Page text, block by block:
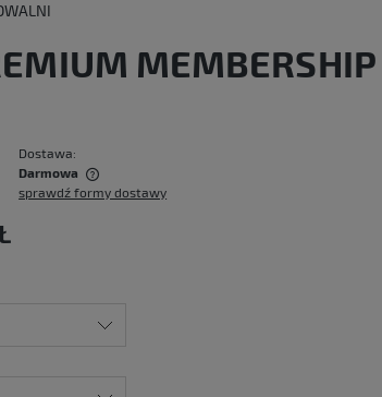
MEMBERSHIP
Dostawa:
Darmowa
sprawdź formy dostawy